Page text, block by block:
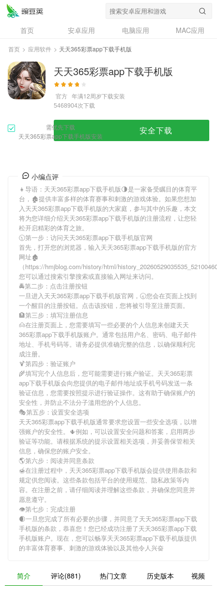
首页 安卓应用 电脑应用
MAC应用
资讯
专题 设计奖
问答
首页 > 应用软件 > 天天365彩票app下载手机版
天天365彩票app下载手机版
官方 年满12周岁下载安装
5468904次下载
需优先下载
天天365彩票app下载手机版安装
安全下载
小编点评
👧导语： 天天365彩票app下载手机版🌗是一家备受瞩目的体育平
台，🏚提供丰富多样的体育赛事和刺激的游戏体验。如果您想加
入天天365彩票app下载手机版的大家庭，参与其中的乐趣，本文
将为您详细介绍天天365彩票app下载手机版的注册流程，让您轻
松开启精彩的体育之旅。
🕥第一步：访问天天365彩票app下载手机版官网
首先，打开您的浏览器，输入天天365彩票app下载手机版的官方
网址🏚
（https://hmjblog.com/history/html/
您可以通过搜索引擎搜索或直接输入网址来访问。
🚔第二步：点击注册按钮
一旦进入天天365彩票app下载手机版官网，🕣您会在页面上找到
一个醒目的注册按钮。点击该按钮，您将被引导至注册页面。
🏦第三步：填写注册信息
🙍在注册页面上，您需要填写一些必要的个人信息来创建天天
365彩票app下载手机版账户。通常包括用户名、密码、电子邮件
地址、手机号码等。请务必提供准确完整的信息，以确保顺利完
成注册。
🍹第四步：验证账户
🌾填写完个人信息后，您可能需要进行账户验证。 天天365彩票
app下载手机版会向您提供的电子邮件地址或手机号码发送一条
验证信息，您需要按照提示进行验证操作。这有助于确保账户的
安全性，并防止不法分子滥用您的个人信息。
🎭第五步：设置安全选项
天天365彩票app下载手机版通常要求您设置一些安全选项，以增
强账户的安全性。🌵例如，可以设置安全问题和答案，启用两步
验证等功能。请根据系统的提示设置相关选项，并妥善保管相关
信息，确保您的账户安全。
🌎第六步：阅读并同意条款
🍯在注册过程中， 天天365彩票app下载手机版会提供使用条款和
规定供您阅读。这些条款包括平台的使用规范、隐私政策等内
容。在注册之前，请仔细阅读并理解这些条款，并确保您同意并
愿意遵守。
👁第七步：完成注册
🌒一旦您完成了所有必要的步骤，并同意了天天365彩票app下载
手机版的条款，恭喜您！您已经成功注册了天天365彩票app下载
手机版账户。现在，您可以畅享天天365彩票app下载手机版提供
的丰富体育赛事、刺激的游戏体验以及其他令人兴奋
简介 评论(881) 热门文章 历史版本 视频